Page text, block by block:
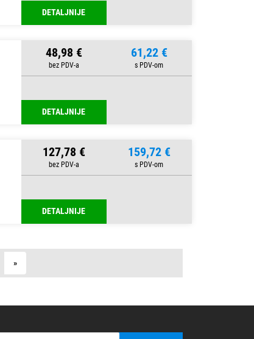
DETALJNIJE
48,98 € 61,22 €
DETALJNIJE
127,78 € 159,72 €
DETALJNIJE
»Last